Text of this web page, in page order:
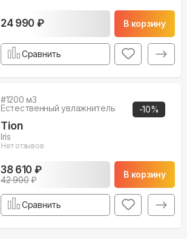
24 990 ₽ В корзину
Сравнить
-10%
#1200 м3
Естественный увлажнитель
Tion
Iris
Нет отзывов
38 610 ₽
42 900₽
В корзину
Сравнить